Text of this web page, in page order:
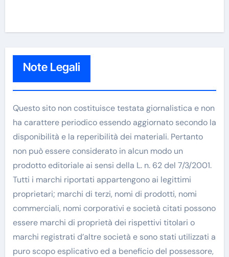
Note Legali
Questo sito non costituisce testata giornalistica e non
ha carattere periodico essendo aggiornato secondo la
disponibilità e la reperibilità dei materiali. Pertanto
non può essere considerato in alcun modo un
prodotto editoriale ai sensi della L. n. 62 del 7/3/2001.
Tutti i marchi riportati appartengono ai legittimi
proprietari; marchi di terzi, nomi di prodotti, nomi
commerciali, nomi corporativi e società citati possono
essere marchi di proprietà dei rispettivi titolari o
marchi registrati d’altre società e sono stati utilizzati a
puro scopo esplicativo ed a beneficio del possessore,